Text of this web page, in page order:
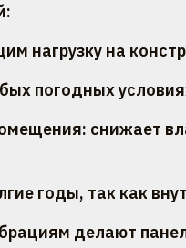
нагрузку на
погодных
снижает
годы, так как
делают